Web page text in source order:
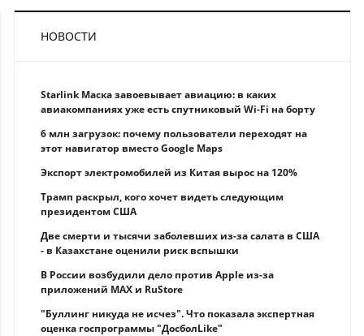
НОВОСТИ
Starlink Маска завоевывает авиацию: в каких
авиакомпаниях уже есть спутниковый Wi-Fi на борту
6 млн загрузок: почему пользователи переходят на
этот навигатор вместо Google Maps
Экспорт электромобилей из Китая вырос на 120%
Трамп раскрыл, кого хочет видеть следующим
президентом США
Две смерти и тысячи заболевших из-за салата в США
- в Казахстане оценили риск вспышки
В России возбудили дело против Apple из-за
приложений MAX и RuStore
"Буллинг никуда не исчез". Что показала экспертная
оценка госпрограммы "ДосболLike"